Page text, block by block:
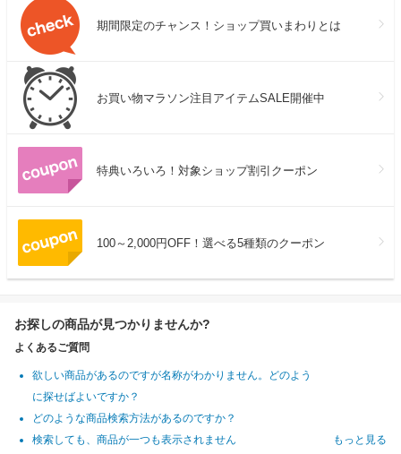
期間限定のチャンス！ショップ買いまわりとは
お買い物マラソン注目アイテムSALE開催中
特典いろいろ！対象ショップ割引クーポン
100～2,000円OFF！選べる5種類のクーポン
お探しの商品が見つかりませんか?
よくあるご質問
欲しい商品があるのですが名称がわかりません。どのよう
に探せばよいですか？
どのような商品検索方法があるのですか？
検索しても、商品が一つも表示されません
もっと見る